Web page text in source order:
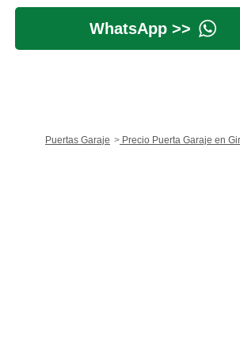
WhatsApp >>
Puertas Garaje Precio Puerta Garaje en